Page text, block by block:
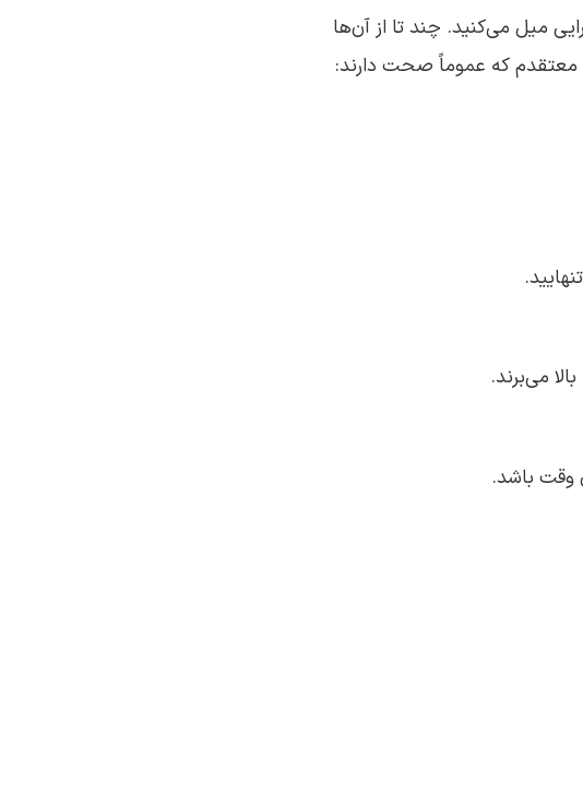
میل می‌کنید. چند تا از آن‌ها
معتقدم که عموماً صحت دارند:
می‌برند.
وقت باشد.